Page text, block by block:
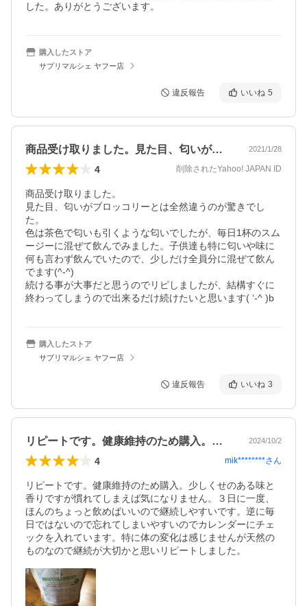
した。ありがとうございます。
購入したストア
サプリマルシェ ヤフー店
違反報告 いいね 5
商品受け取りました。見た目、匂いがブロ… 2021/1/28
4 削除されたYahoo! JAPAN ID
商品受け取りました。
見た目、匂いがブロッコリーとは全然違うのが驚きでし
た。
色は茶色で匂いも引くような匂いでしたが、毎日1杯のスム
ージーに混ぜて飲んでみました。子供達も特に匂いや味に
何も言わず飲んでいたので、少しだけ全員分に混ぜて飲ん
でます(^-^)
続ける事が大事だと思うのでリピしましたが、結構すぐに
終わってしまうので出来るだけ続けたいと思います( ‘-^ )b
購入したストア
サプリマルシェ ヤフー店
違反報告 いいね 3
リピートです。健康維持のため購入。少し… 2024/10/2
4 mik********さん
リピートです。健康維持のため購入。少しくせのある味と
香りですが慣れてしまえば気になりません。３日に一度、
ほんのちょっと飲めばいいので継続しやすいです。逆に毎
日ではないので忘れてしまいやすいのでカレンダーにチェ
ックを入れています。特に体の変化は感じませんが天然の
ものなので継続が大切かと思いリピートしました。